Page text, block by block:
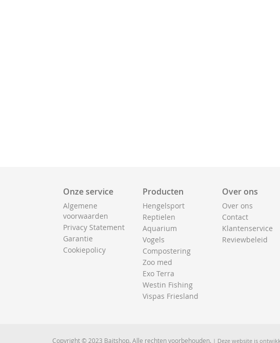
Onze service
Algemene
voorwaarden
Privacy Statement
Garantie
Cookiepolicy
Producten
Hengelsport
Reptielen
Aquarium
Vogels
Compostering
Zoo med
Exo Terra
Westin Fishing
Vispas Friesland
Over ons
Over ons
Contact
Klantenservice
Reviewbeleid
Copyright © 2023 Baitshop. Alle rechten voorbehouden. | Deze website is